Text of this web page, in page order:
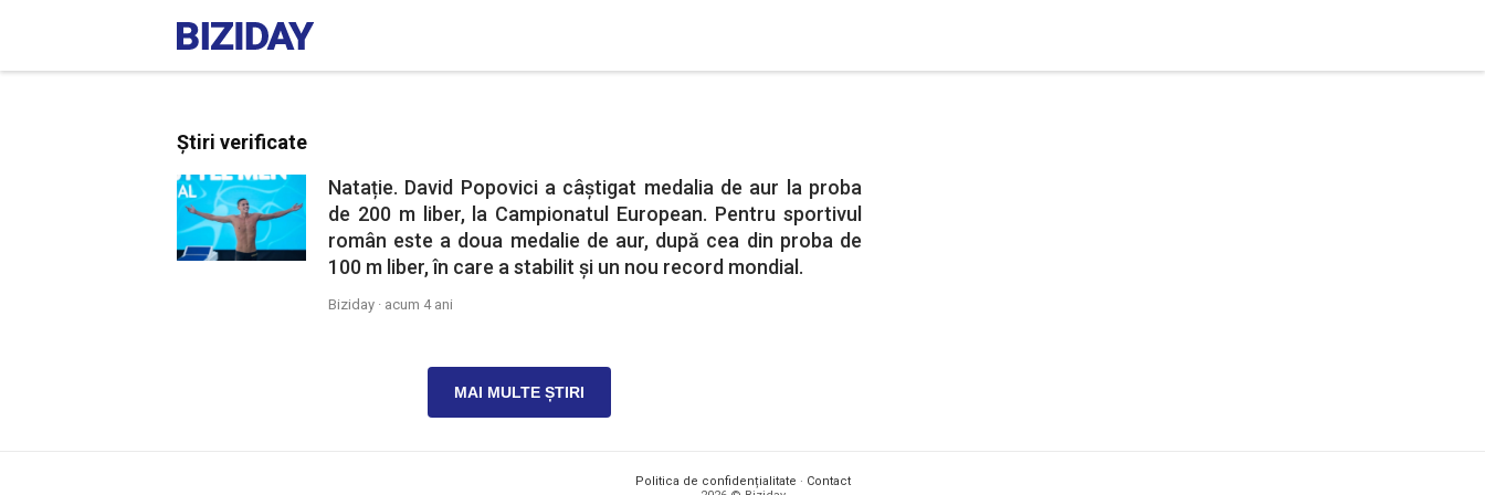
Știri verificate
Natație. David Popovici a câștigat medalia de aur la proba
de 200 m liber, la Campionatul European. Pentru sportivul
român este a doua medalie de aur, după cea din proba de
100 m liber, în care a stabilit și un nou record mondial.
Biziday · acum 4 ani
MAI MULTE ȘTIRI
Politica de confidențialitate · Contact